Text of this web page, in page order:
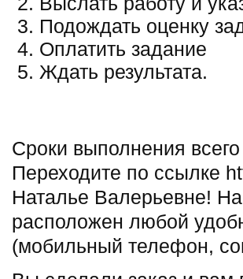
Подождать оценку
Оплатить задание
Ждать результата.
Сроки выполнения
Переходите по ссылке
Наталье Валерьевне!
расположен любой
(мобильный телефон,